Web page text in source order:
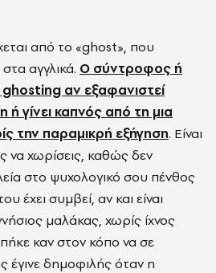
από το «ghost», που
αγγλικά. Ο σύντροφος ή
αν εξαφανιστεί
ή γίνει καπνός από τη μια
την παραμικρή εξήγηση. Είναι
να χωρίσεις, καθώς δεν
στο ψυχολογικό σου πένθος
έχει συμβεί, αν και είναι
μαλάκας, χωρίς ίχνος
καν στον κόπο να σε
έγινε δημοφιλής όταν η